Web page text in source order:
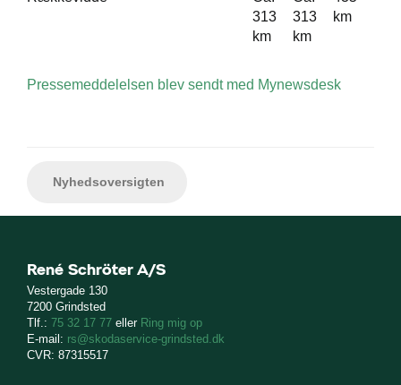
313
km
313
km
km
Pressemeddelelsen blev sendt med Mynewsdesk
Nyhedsoversigten
René Schröter A/S
Vestergade 130
7200 Grindsted
Tlf.: 75 32 17 77 eller Ring mig op
E-mail: rs@skodaservice-grindsted.dk
CVR: 87315517